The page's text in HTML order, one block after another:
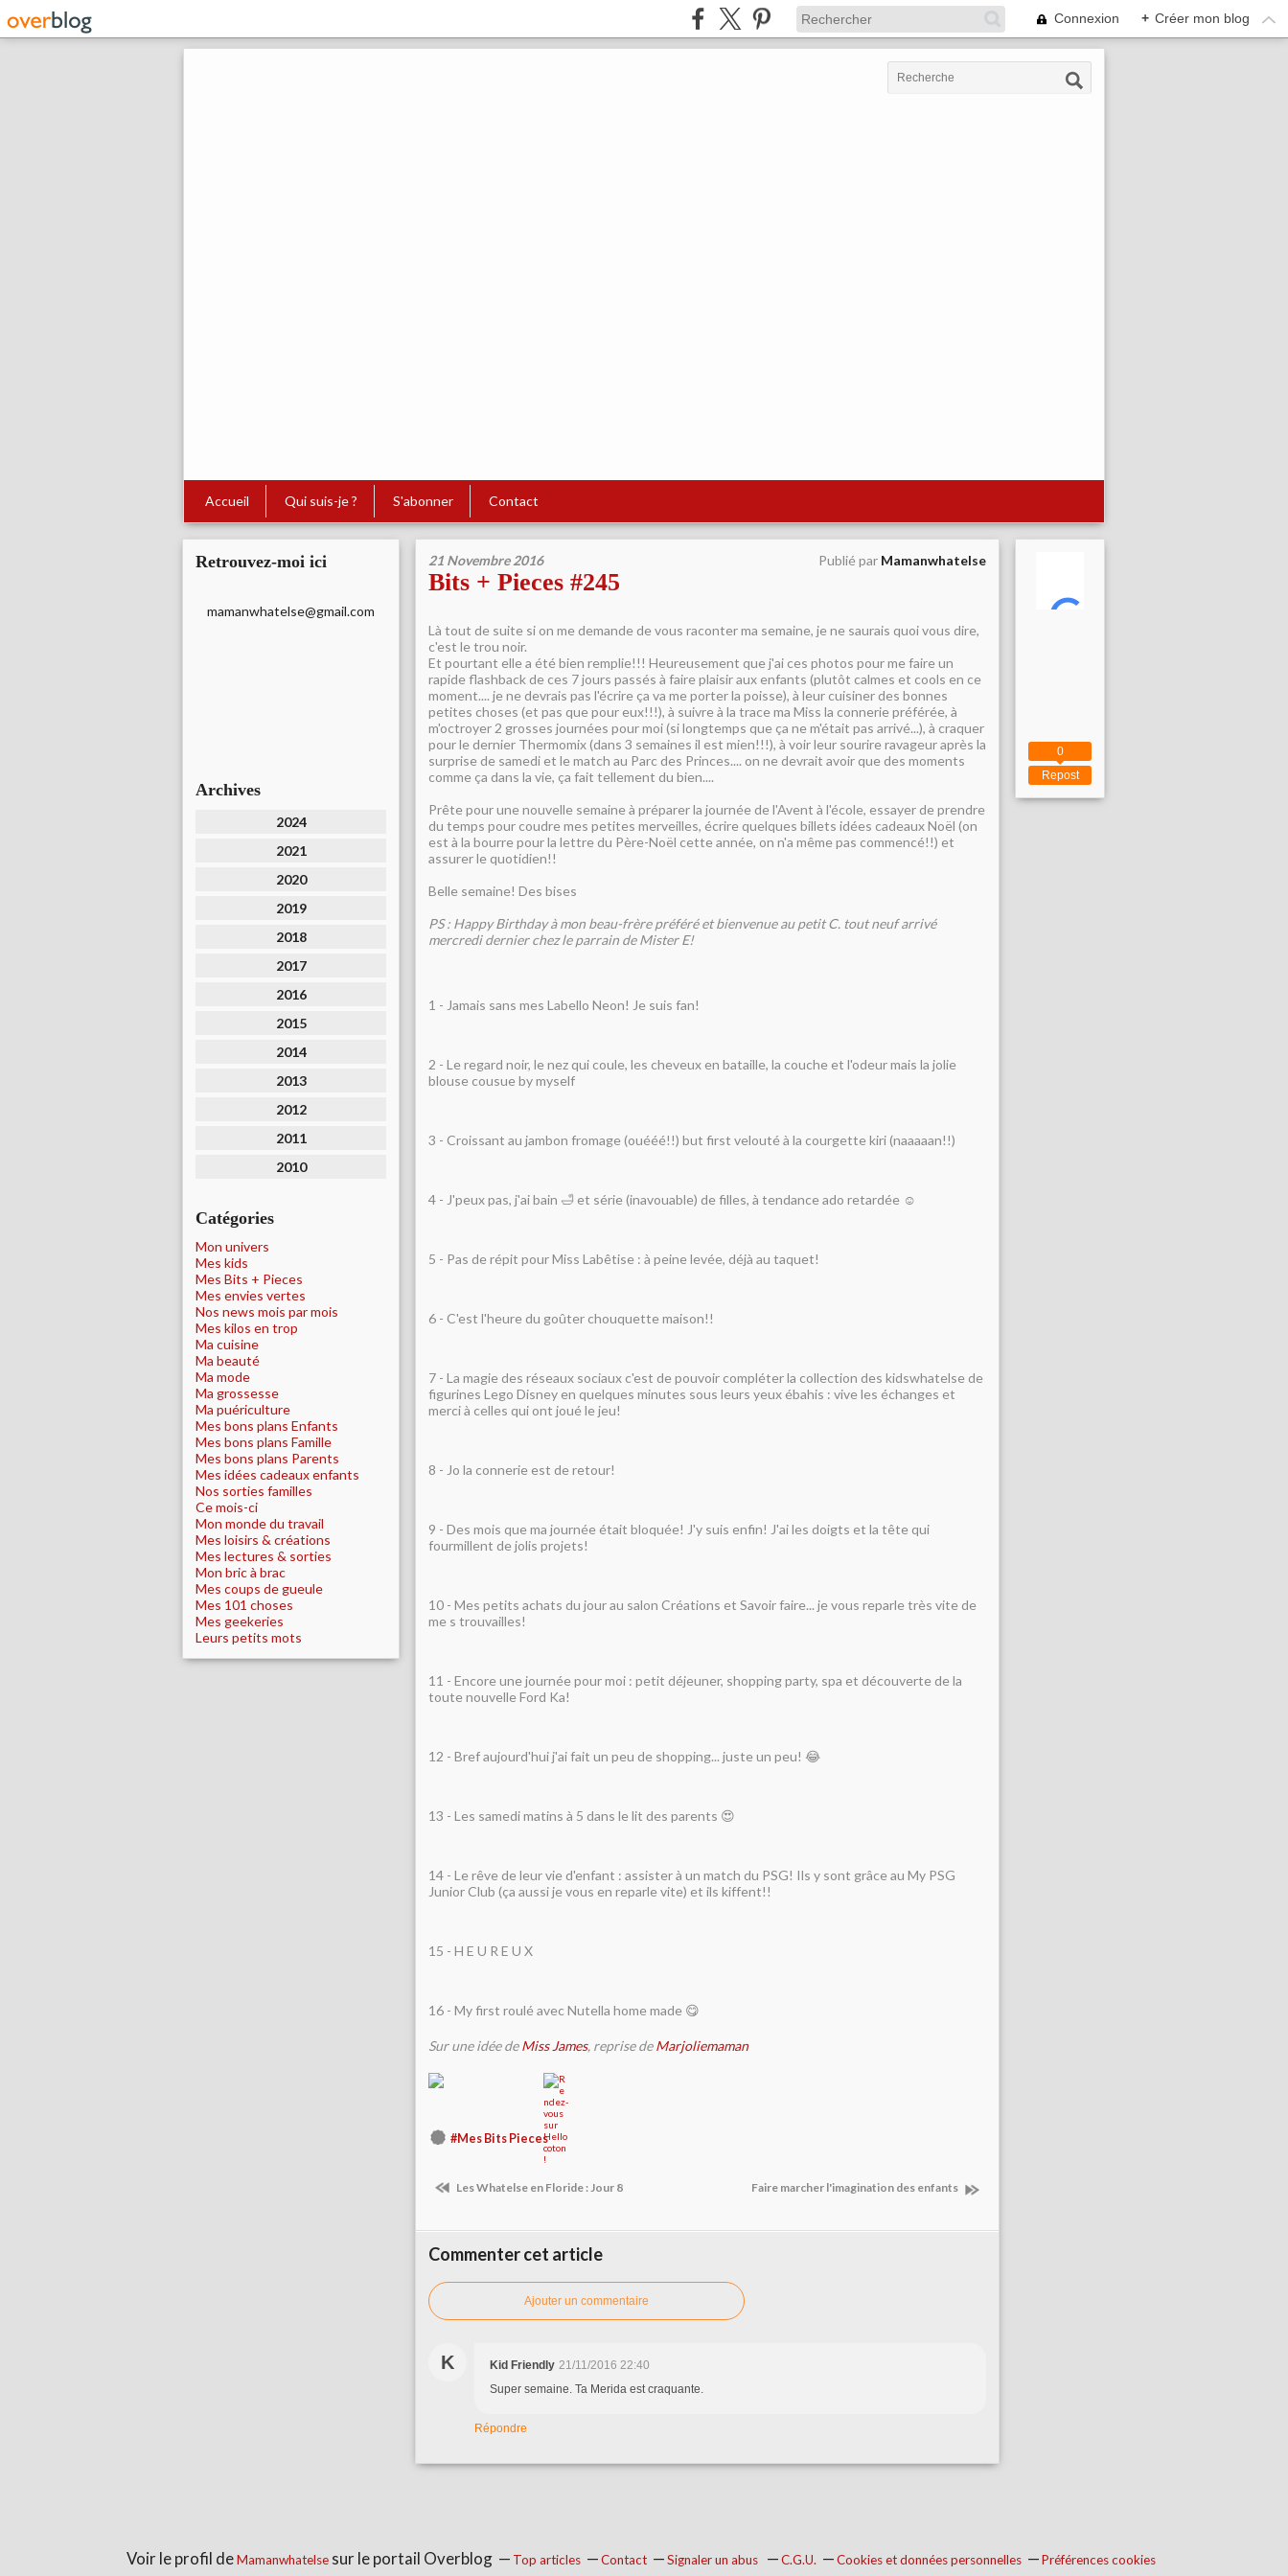
Connexion + Créer mon blog
Accueil Qui suis-je ? S'abonner Contact
Retrouvez-moi ici
mamanwhatelse@gmail.com
Archives
2024
2021
2020
2019
2018
2017
2016
2015
2014
2013
2012
2011
2010
Catégories
Mon univers
Mes kids
Mes Bits + Pieces
Mes envies vertes
Nos news mois par mois
Mes kilos en trop
Ma cuisine
Ma beauté
Ma mode
Ma grossesse
Ma puériculture
Mes bons plans Enfants
Mes bons plans Famille
Mes bons plans Parents
Mes idées cadeaux enfants
Nos sorties familles
Ce mois-ci
Mon monde du travail
Mes loisirs & créations
Mes lectures & sorties
Mon bric à brac
Mes coups de gueule
Mes 101 choses
Mes geekeries
Leurs petits mots
21 Novembre 2016 Publié par Mamanwhatelse
Bits + Pieces #245
Là tout de suite si on me demande de vous raconter ma semaine, je ne saurais quoi vous dire,
c'est le trou noir.
Et pourtant elle a été bien remplie!!! Heureusement que j'ai ces photos pour me faire un
rapide flashback de ces 7 jours passés à faire plaisir aux enfants (plutôt calmes et cools en ce
moment.... je ne devrais pas l'écrire ça va me porter la poisse), à leur cuisiner des bonnes
petites choses (et pas que pour eux!!!), à suivre à la trace ma Miss la connerie préférée, à
m'octroyer 2 grosses journées pour moi (si longtemps que ça ne m'était pas arrivé...), à craquer
pour le dernier Thermomix (dans 3 semaines il est mien!!!), à voir leur sourire ravageur après la
surprise de samedi et le match au Parc des Princes.... on ne devrait avoir que des moments
comme ça dans la vie, ça fait tellement du bien....
Prête pour une nouvelle semaine à préparer la journée de l'Avent à l'école, essayer de prendre
du temps pour coudre mes petites merveilles, écrire quelques billets idées cadeaux Noël (on
est à la bourre pour la lettre du Père-Noël cette année, on n'a même pas commencé!!) et
assurer le quotidien!!
Belle semaine! Des bises
PS : Happy Birthday à mon beau-frère préféré et bienvenue au petit C. tout neuf arrivé
mercredi dernier chez le parrain de Mister E!
1 - Jamais sans mes Labello Neon! Je suis fan!
2 - Le regard noir, le nez qui coule, les cheveux en bataille, la couche et l'odeur mais la jolie
blouse cousue by myself
3 - Croissant au jambon fromage (ouééé!!) but first velouté à la courgette kiri (naaaaan!!)
4 - J'peux pas, j'ai bain 🛁 et série (inavouable) de filles, à tendance ado retardée ☺️
5 - Pas de répit pour Miss Labêtise : à peine levée, déjà au taquet!
6 - C'est l'heure du goûter chouquette maison!!
7 - La magie des réseaux sociaux c'est de pouvoir compléter la collection des kidswhatelse de
figurines Lego Disney en quelques minutes sous leurs yeux ébahis : vive les échanges et
merci à celles qui ont joué le jeu!
8 - Jo la connerie est de retour!
9 - Des mois que ma journée était bloquée! J'y suis enfin! J'ai les doigts et la tête qui
fourmillent de jolis projets!
10 - Mes petits achats du jour au salon Créations et Savoir faire... je vous reparle très vite de
me s trouvailles!
11 - Encore une journée pour moi : petit déjeuner, shopping party, spa et découverte de la
toute nouvelle Ford Ka!
12 - Bref aujourd'hui j'ai fait un peu de shopping... juste un peu! 😂
13 - Les samedi matins à 5 dans le lit des parents 😍
14 - Le rêve de leur vie d'enfant : assister à un match du PSG! Ils y sont grâce au My PSG
Junior Club (ça aussi je vous en reparle vite) et ils kiffent!!
15 - H E U R E U X
16 - My first roulé avec Nutella home made 😋
Sur une idée deMiss James, reprise deMarjoliemaman
#Mes Bits Pieces
Les Whatelse en Floride : Jour 8 Faire marcher l'imagination des enfants
Commenter cet article
Ajouter un commentaire
K Kid Friendly 21/11/2016 22:40
Super semaine. Ta Merida est craquante.
Répondre
Repost
0
Voir le profil deMamanwhatelse sur le portail Overblog Top articles Contact Signaler un abus C.G.U. Cookies et données personnelles Préférences cookies